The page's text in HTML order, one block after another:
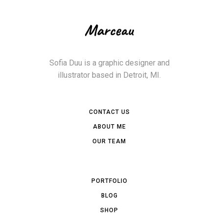
CONTACT US
ABOUT ME
OUR TEAM
Sofia Duu is a graphic designer and
illustrator based in Detroit, MI.
PORTFOLIO
BLOG
SHOP